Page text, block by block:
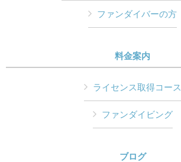
ファンダイバーの方
料金案内
ライセンス取得コース
ファンダイビング
ブログ